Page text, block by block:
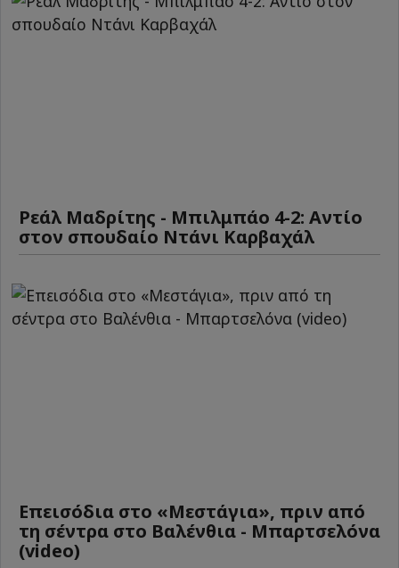
Ρεάλ Μαδρίτης - Μπιλμπάο 4-2: Αντίο
στον σπουδαίο Ντάνι Καρβαχάλ
Επεισόδια στο «Μεστάγια», πριν από
τη σέντρα στο Βαλένθια - Μπαρτσελόνα
(video)